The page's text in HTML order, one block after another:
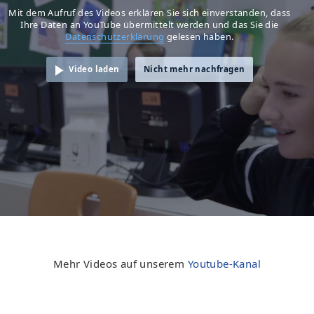
Mit dem Aufruf des Videos erklären Sie sich einverstanden, dass
Ihre Daten an YouTube übermittelt werden und das Sie die
Datenschutzerklärung gelesen haben.
Video laden Nicht mehr nachfragen
Mehr Videos auf unserem Youtube-Kanal